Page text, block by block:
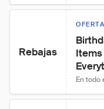
Rebajas
OFERTA
En todo